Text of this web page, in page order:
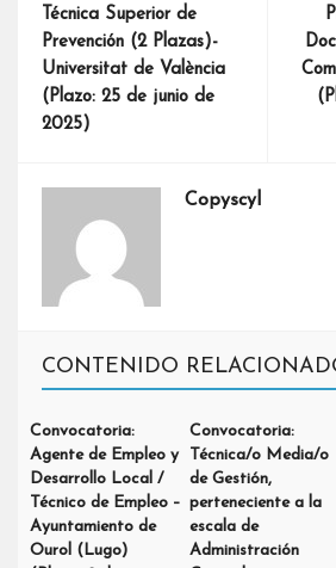
Técnica Superior de
Prevención (2 Plazas)-
Universitat de València
(Plazo: 25 de junio de
2025)
Copyscyl
CONTENIDO
Convocatoria:
Agente de Empleo y
Desarrollo Local /
Técnico de Empleo –
Ayuntamiento de
Ourol (Lugo)
Convocatoria:
Técnica/o Media/o
de Gestión,
perteneciente a la
escala de
Administración